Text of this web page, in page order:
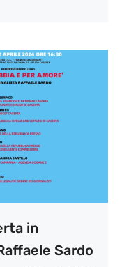
in
Sardo